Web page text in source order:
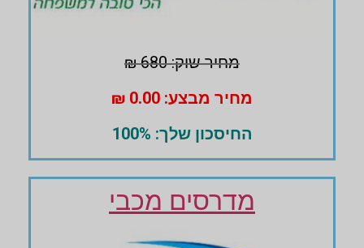
מחיר שוק: 680 ₪
מחיר מבצע: 0.00 ₪
החיסכון שלך: 100%
מדרסים מכבי